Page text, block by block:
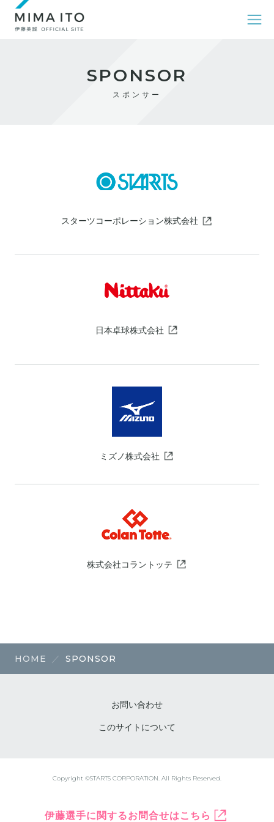
SPONSOR
スポンサー
スターツコーポレーション株式会社
日本卓球株式会社
ミズノ株式会社
株式会社コラントッテ
HOME SPONSOR
お問い合わせ
このサイトについて
Copyright ©STARTS CORPORATION. All Rights Reserved.
伊藤選手に関するお問合せはこちら